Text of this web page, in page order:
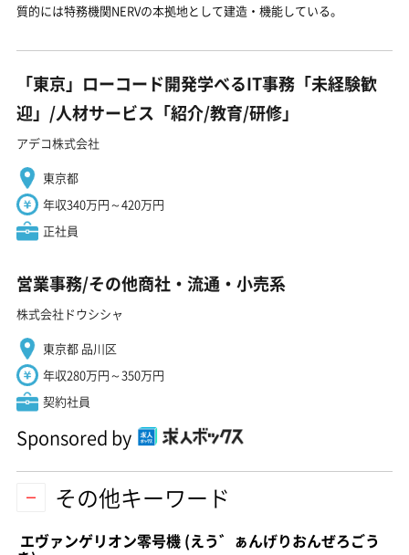
質的には特務機関NERVの本拠地として建造・機能している。
「東京」ローコード開発学べるIT事務「未経験歓
迎」/人材サービス「紹介/教育/研修」
アデコ株式会社
東京都
年収340万円～420万円
正社員
営業事務/その他商社・流通・小売系
株式会社ドウシシャ
東京都 品川区
年収280万円～350万円
契約社員
Sponsored by
その他キーワード
エヴァンゲリオン零号機 (えう゛ぁんげりおんぜろごう